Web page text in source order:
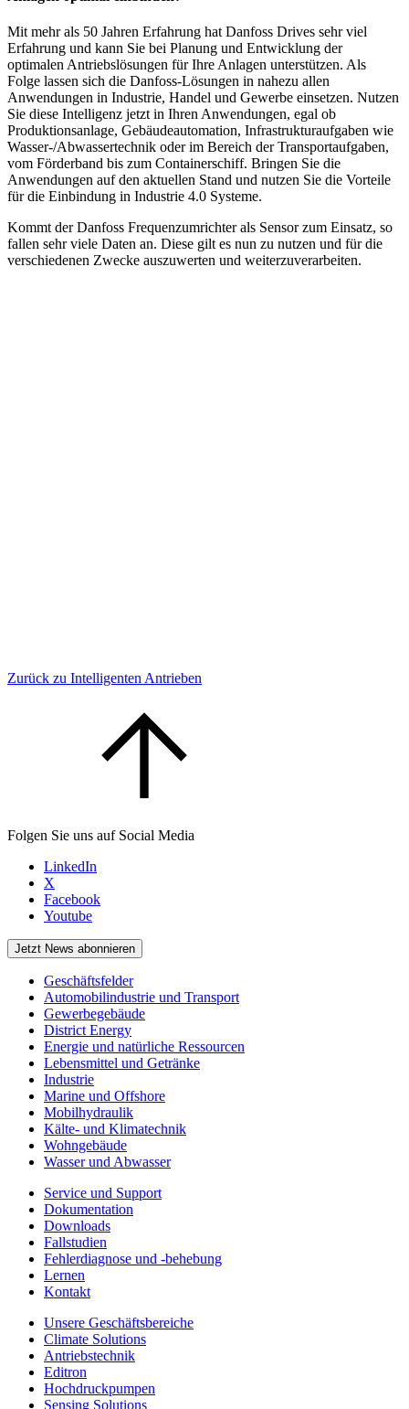
Mit mehr als 50 Jahren Erfahrung hat Danfoss Drives sehr viel
Erfahrung und kann Sie bei Planung und Entwicklung der
optimalen Antriebslösungen für Ihre Anlagen unterstützen. Als
Folge lassen sich die Danfoss-Lösungen in nahezu allen
Anwendungen in Industrie, Handel und Gewerbe einsetzen. Nutzen
Sie diese Intelligenz jetzt in Ihren Anwendungen, egal ob
Produktionsanlage, Gebäudeautomation, Infrastrukturaufgaben wie
Wasser-/Abwassertechnik oder im Bereich der Transportaufgaben,
vom Förderband bis zum Containerschiff. Bringen Sie die
Anwendungen auf den aktuellen Stand und nutzen Sie die Vorteile
für die Einbindung in Industrie 4.0 Systeme.
Kommt der Danfoss Frequenzumrichter als Sensor zum Einsatz, so
fallen sehr viele Daten an. Diese gilt es nun zu nutzen und für die
verschiedenen Zwecke auszuwerten und weiterzuverarbeiten.
Zurück zu Intelligenten Antrieben
Folgen Sie uns auf Social Media
LinkedIn
X
Facebook
Youtube
Jetzt News abonnieren
Geschäftsfelder
Automobilindustrie und Transport
Gewerbegebäude
District Energy
Energie und natürliche Ressourcen
Lebensmittel und Getränke
Industrie
Marine und Offshore
Mobilhydraulik
Kälte- und Klimatechnik
Wohngebäude
Wasser und Abwasser
Service und Support
Dokumentation
Downloads
Fallstudien
Fehlerdiagnose und -behebung
Lernen
Kontakt
Unsere Geschäftsbereiche
Climate Solutions
Antriebstechnik
Editron
Hochdruckpumpen
Sensing Solutions